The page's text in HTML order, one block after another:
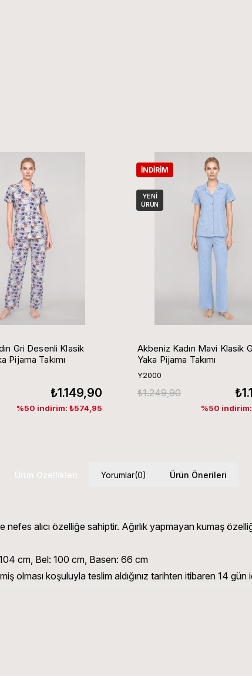
Gri Desenli Klasik
Pijama Takımı
₺1.149,90
%50 indirim: ₺574,95
Akbeniz Kadın Mavi Klasik
Yaka Pijama Takımı
Y2000
₺1.249,90
%50
İNDIRIM
YENI
ÜRÜN
Ürün Özellikleri Yorumlar(0) Ürün Önerileri
nefes alıcı özelliğe sahiptir. Ağırlık yapmayan kumaş
cm, Bel: 100 cm, Basen: 66 cm
olması koşuluyla teslim aldığınız tarihten itibaren 14